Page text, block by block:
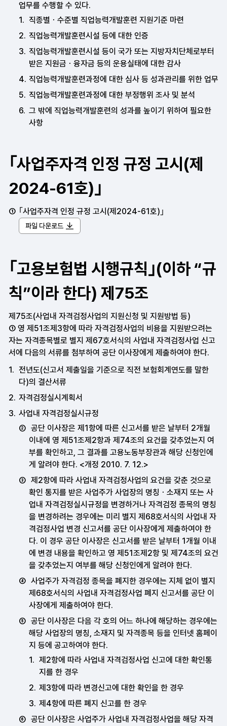
업무를 수행할 수 있다.
직종별ㆍ수준별 직업능력개발훈련 지원기준 마련
직업능력개발훈련시설 등에 대한 인증
직업능력개발훈련시설 등이 국가 또는 지방자치단체로부터
받은 지원금ㆍ융자금 등의 운용실태에 대한 감사
직업능력개발훈련과정에 대한 심사 등 성과관리를 위한 업무
직업능력개발훈련과정에 대한 부정행위 조사 및 분석
그 밖에 직업능력개발훈련의 성과를 높이기 위하여 필요한
사항
｢사업주자격 인정 규정 고시(제
2024-61호)｣
｢사업주자격 인정 규정 고시(제2024-61호)｣
파일 다운로드
｢고용보험법 시행규칙｣(이하 “규
칙”이라 한다) 제75조
제75조(사업내 자격검정사업의 지원신청 및 지원방법 등)
① 영 제51조제3항에 따라 자격검정사업의 비용을 지원받으려는
자는 자격종목별로 별지 제67호서식의 사업내 자격검정사업 신고
서에 다음의 서류를 첨부하여 공단 이사장에게 제출하여야 한다.
전년도(신고서 제출일을 기준으로 직전 보험회계연도를 말한
다)의 결산서류
자격검정실시계획서
사업내 자격검정실시규정
공단 이사장은 제1항에 따른 신고서를 받은 날부터 2개월
이내에 영 제51조제2항과 제74조의 요건을 갖추었는지 여
부를 확인하고, 그 결과를 고용노동부장관과 해당 신청인에
게 알려야 한다. <개정 2010. 7. 12.>
제2항에 따라 사업내 자격검정사업의 요건을 갖춘 것으로
확인 통지를 받은 사업주가 사업장의 명칭ㆍ소재지 또는 사
업내 자격검정실시규정을 변경하거나 자격검정 종목의 명칭
을 변경하려는 경우에는 미리 별지 제68호서식의 사업내 자
격검정사업 변경 신고서를 공단 이사장에게 제출하여야 한
다. 이 경우 공단 이사장은 신고서를 받은 날부터 1개월 이내
에 변경 내용을 확인하고 영 제51조제2항 및 제74조의 요건
을 갖추었는지 여부를 해당 신청인에게 알려야 한다.
사업주가 자격검정 종목을 폐지한 경우에는 지체 없이 별지
제68호서식의 사업내 자격검정사업 폐지 신고서를 공단 이
사장에게 제출하여야 한다.
공단 이사장은 다음 각 호의 어느 하나에 해당하는 경우에는
해당 사업장의 명칭, 소재지 및 자격종목 등을 인터넷 홈페이
지 등에 공고하여야 한다.
제2항에 따라 사업내 자격검정사업 신고에 대한 확인통
지를 한 경우
제3항에 따라 변경신고에 대한 확인을 한 경우
제4항에 따른 폐지 신고를 한 경우
공단 이사장은 사업주가 사업내 자격검정사업을 해당 자격